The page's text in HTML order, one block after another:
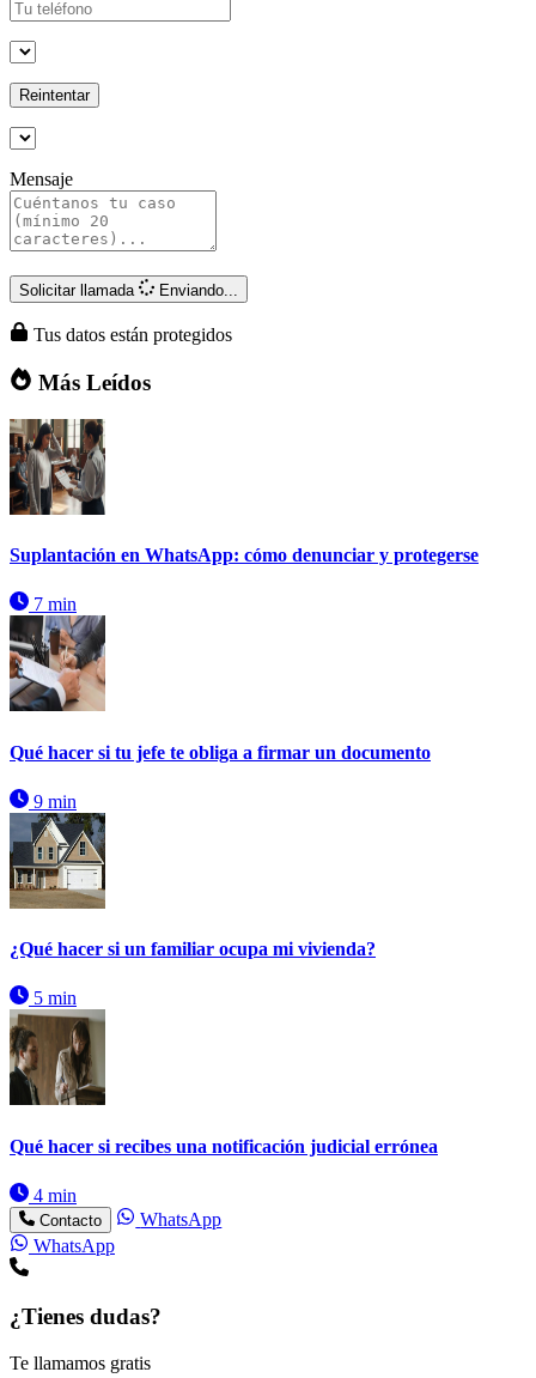
Reintentar
Mensaje
Solicitar llamada Enviando...
Tus datos están protegidos
Más Leídos
Suplantación en WhatsApp: cómo denunciar y protegerse
7 min
Qué hacer si tu jefe te obliga a firmar un documento
9 min
¿Qué hacer si un familiar ocupa mi vivienda?
5 min
Qué hacer si recibes una notificación judicial errónea
4 min
Contacto
WhatsApp
WhatsApp
¿Tienes dudas?
Te llamamos gratis